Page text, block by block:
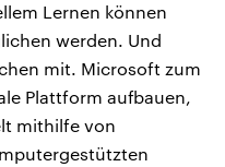
Lernen können
werden. Und
mit. Microsoft zum
Plattform aufbauen,
mithilfe von